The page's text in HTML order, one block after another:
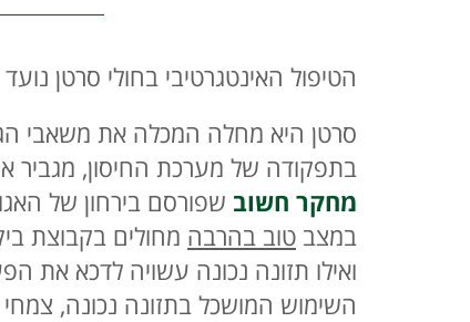
הטיפול האינטגרטיבי בחולי סרטן
בתפקודה של מערכת החיסון, מגביר את
מחקר חשוב שפורסם בירחון של
במצב טוב בהרבה מחולים בקבוצת
ואילו תזונה נכונה עשויה לדכא את
השימוש המושכל בתזונה נכונה, צמחי